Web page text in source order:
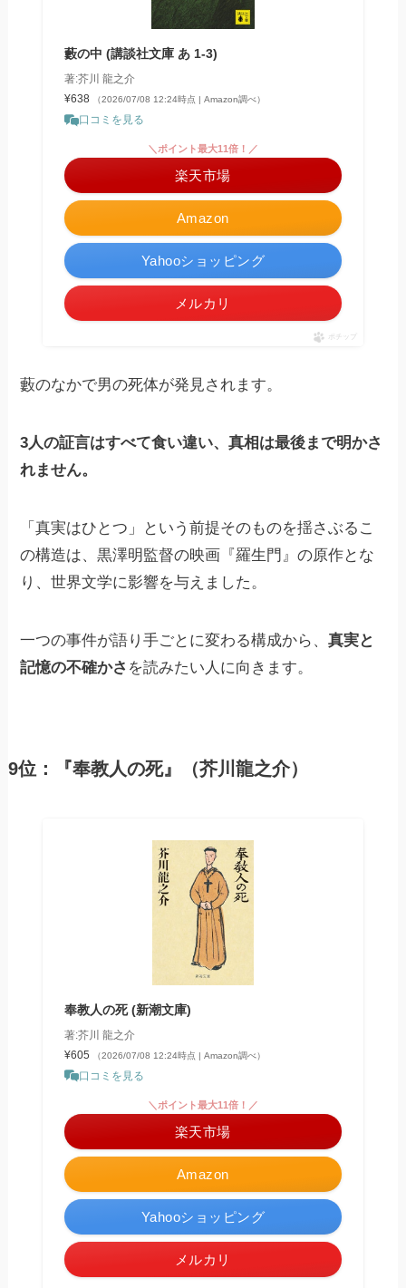
藪の中 (講談社文庫 あ 1-3)
著:芥川 龍之介
¥638
（2026/07/08 12:24時点 | Amazon調べ）
口コミを見る
Amazon
＼ポイント最大11倍！／
楽天市場
Yahooショッピング
メルカリ
ポチップ
藪のなかで男の死体が発見されます。
3人の証言はすべて食い違い、真相は最後まで明かさ
れません。
「真実はひとつ」という前提そのものを揺さぶるこ
の構造は、黒澤明監督の映画『羅生門』の原作とな
り、世界文学に影響を与えました。
一つの事件が語り手ごとに変わる構成から、真実と
記憶の不確かさ を読みたい人に向きます。
9位：『奉教人の死』（芥川龍之介）
奉教人の死 (新潮文庫)
著:芥川 龍之介
¥605
（2026/07/08 12:24時点 | Amazon調べ）
口コミを見る
Amazon
＼ポイント最大11倍！／
楽天市場
Yahooショッピング
メルカリ